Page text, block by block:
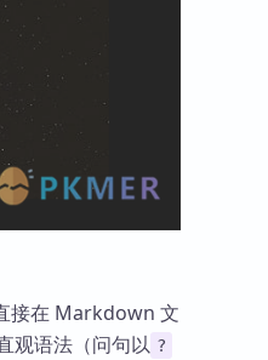
接在 Markdown 文
观语法（问句以 ?